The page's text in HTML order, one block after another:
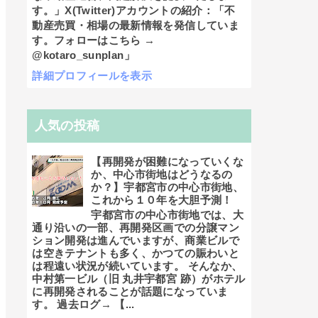
す。」X(Twitter)アカウントの紹介：「不
動産売買・相場の最新情報を発信していま
す。フォローはこちら →
@kotaro_sunplan」
詳細プロフィールを表示
人気の投稿
【再開発が困難になっていくな
か、中心市街地はどうなるの
か？】宇都宮市の中心市街地、
これから１０年を大胆予測！
宇都宮市の中心市街地では、大
通り沿いの一部、再開発区画での分譲マン
ション開発は進んでいますが、商業ビルで
は空きテナントも多く、かつての賑わいと
は程遠い状況が続いています。 そんなか、
中村第一ビル（旧 丸井宇都宮 跡）がホテル
に再開発されることが話題になっていま
す。 過去ログ→ 【...